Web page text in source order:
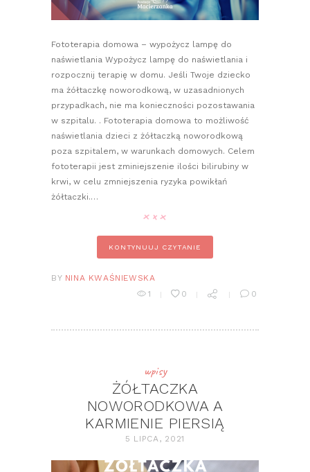
Fototerapia domowa – wypożycz lampę do
naświetlania Wypożycz lampę do naświetlania i
rozpocznij terapię w domu. Jeśli Twoje dziecko
ma żółtaczkę noworodkową, w uzasadnionych
przypadkach, nie ma konieczności pozostawania
w szpitalu. . Fototerapia domowa to możliwość
naświetlania dzieci z żółtaczką noworodkową
poza szpitalem, w warunkach domowych. Celem
fototerapii jest zminiejszenie ilości bilirubiny w
krwi, w celu zmniejszenia ryzyka powikłań
żółtaczki.…
KONTYNUUJ CZYTANIE
BY NINA KWAŚNIEWSKA
1
0 0
wpisy
ŻÓŁTACZKA
NOWORODKOWA A
KARMIENIE PIERSIĄ
5 LIPCA, 2021